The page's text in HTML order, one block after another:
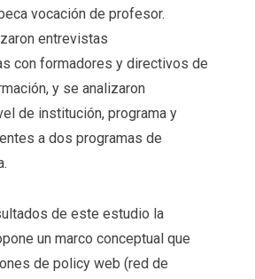
vocación de profesor.
entrevistas
con formadores y directivos de
y se analizaron
de institución, programa y
a dos programas de
de este estudio la
un marco conceptual que
de policy web (red de